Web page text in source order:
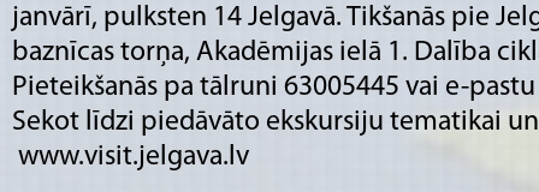
janvārī, pulksten 14 Jelgavā. Tikšanās pie
baznīcas torņa, Akadēmijas ielā 1. Dalība
Pieteikšanās pa tālruni 63005445 vai e-
Sekot līdzi piedāvāto ekskursiju tematikai
www.visit.jelgava.lv